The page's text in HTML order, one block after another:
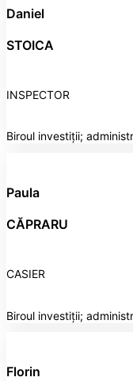
Daniel
STOICA
INSPECTOR
Biroul investiții;
Paula
CĂPRARU
CASIER
Biroul investiții;
Florin